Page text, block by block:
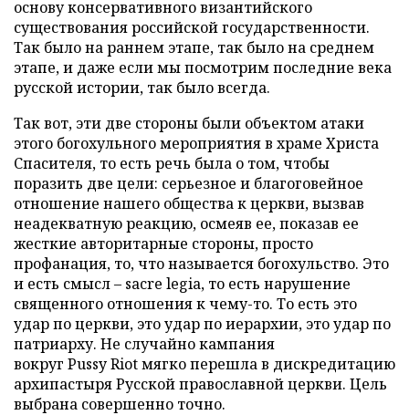
основу консервативного византийского
существования российской государственности.
Так было на раннем этапе, так было на среднем
этапе, и даже если мы посмотрим последние века
русской истории, так было всегда.
Так вот, эти две стороны были объектом атаки
этого богохульного мероприятия в храме Христа
Спасителя, то есть речь была о том, чтобы
поразить две цели: серьезное и благоговейное
отношение нашего общества к церкви, вызвав
неадекватную реакцию, осмеяв ее, показав ее
жесткие авторитарные стороны, просто
профанация, то, что называется богохульство. Это
и есть смысл – sacre legia, то есть нарушение
священного отношения к чему-то. То есть это
удар по церкви, это удар по иерархии, это удар по
патриарху. Не случайно кампания
вокруг PussyRiotмягко перешла в дискредитацию
архипастыря Русской православной церкви. Цель
выбрана совершенно точно.